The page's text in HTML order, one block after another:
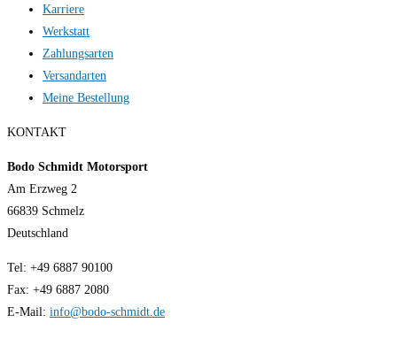
Karriere
Werkstatt
Zahlungsarten
Versandarten
Meine Bestellung
KONTAKT
Bodo Schmidt Motorsport
Am Erzweg 2
66839 Schmelz
Deutschland
Tel: +49 6887 90100
Fax: +49 6887 2080
E-Mail: info@bodo-schmidt.de